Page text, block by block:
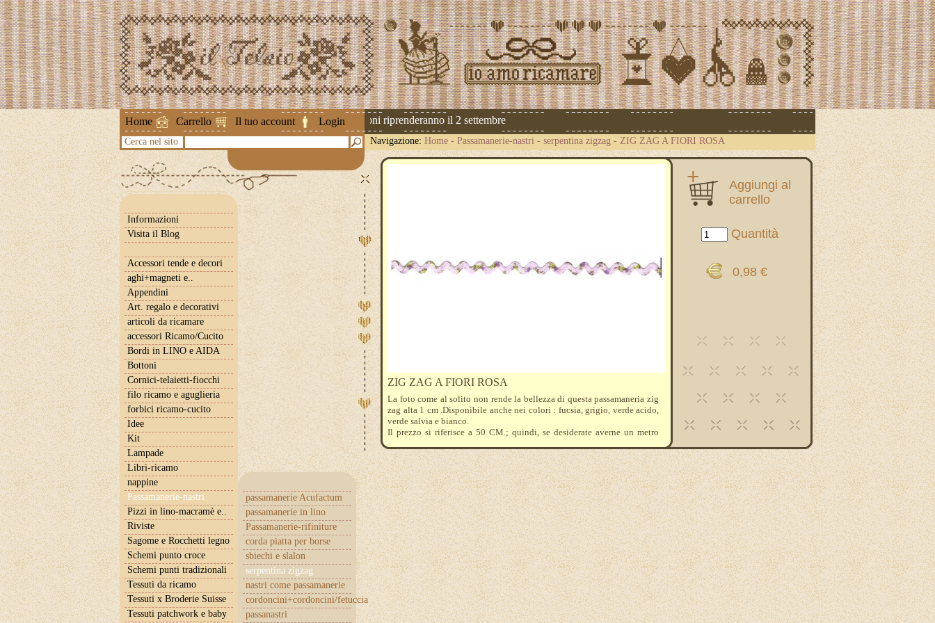
Home Carrello Il tuo account Login
Attenzione ! Le spedizioni riprenderanno il 2 settembre
Cerca nel sito Navigazione: Home - Passamanerie-nastri - serpentina zigzag - ZIG ZAG A FIORI ROSA
Informazioni
Visita il Blog
Accessori tende e decori
aghi+magneti e..
Appendini
Art. regalo e decorativi
articoli da ricamare
accessori Ricamo/Cucito
Bordi in LINO e AIDA
Bottoni
Cornici-telaietti-fiocchi
filo ricamo e aguglieria
forbici ricamo-cucito
Idee
Kit
Lampade
Libri-ricamo
nappine
Passamanerie-nastri
passamanerie Acufactum
passamanerie in lino
Passamanerie-rifiniture
corda piatta per borse
sbiechi e slalon
serpentina zigzag
nastri come passamanerie
cordoncini+cordoncini/fetuccia
passanastri
Pizzi in lino-macramè e..
Riviste
Sagome e Rocchetti legno
Schemi punto croce
Schemi punti tradizionali
Tessuti da ricamo
Tessuti x Broderie Suisse
Tessuti patchwork e baby
Aggiungi al
carrello
Quantità
0,98 €
ZIG ZAG A FIORI ROSA
La foto come al solito non rende la bellezza di questa passamaneria zig
zag alta 1 cm .Disponibile anche nei colori : fucsia, grigio, verde acido,
verde salvia e bianco.
Il prezzo si riferisce a 50 CM.; quindi, se desiderate averne un metro